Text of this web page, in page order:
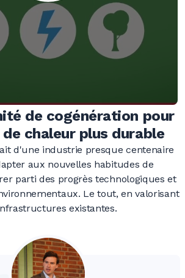
de cogénération pour
de chaleur plus durable
d'une industrie presque centenaire
aux nouvelles habitudes de
parti des progrès technologiques et
Le tout, en valorisant
existantes.